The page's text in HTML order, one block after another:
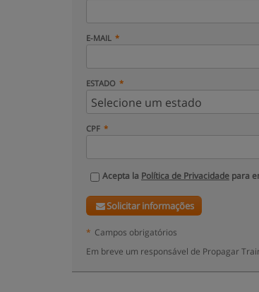
E-MAIL
ESTADO
CPF
Acepta la Política de Privacidade para
Solicitar informações
* Campos obrigatórios
Em breve um responsável de Propagar